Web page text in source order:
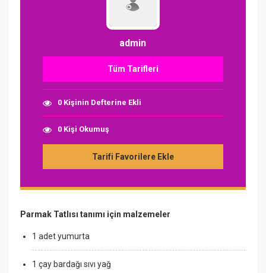
admin
Tüm Tarifleri
0 Kişinin Defterine Ekli
0 Kişi Okumuş
Tarifi Favorilere Ekle
Parmak Tatlısı tanımı için malzemeler
1 adet yumurta
1 çay bardağı sıvı yağ